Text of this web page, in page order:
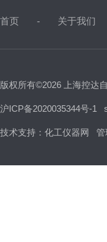
首页 关于我们
版权所有©2026 上海控达
沪ICP备2020035344号-1
技术支持： 化工仪器网 管